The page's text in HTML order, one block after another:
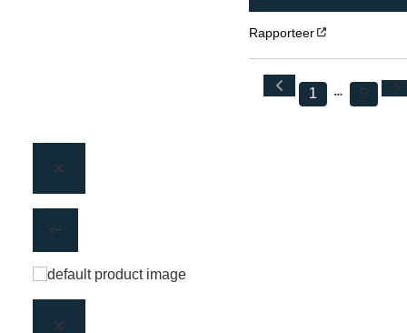
Rapporteer
1 9